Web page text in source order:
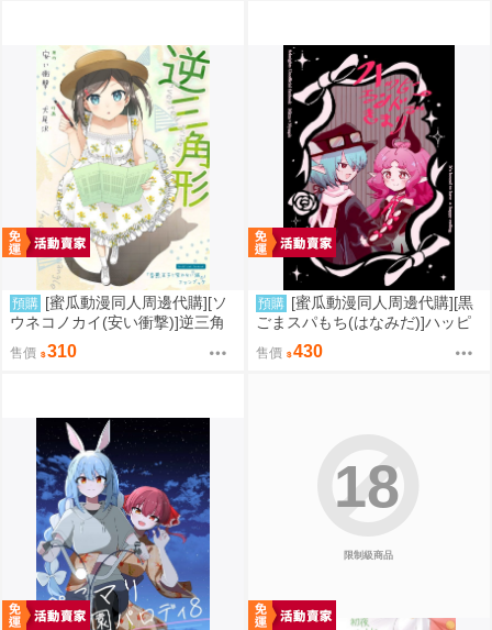
預購 [蜜瓜動漫同人周邊代購][ソ
ウネコノカイ(安い衝撃)]逆三角
形(同人誌)
售價 310
預購 [蜜瓜動漫同人周邊代購][黒
ごまスパもち(はなみだ)]ハッピ
ーエンドできまり(明日方舟)(同
人誌)
售價 430
限制級商品
18